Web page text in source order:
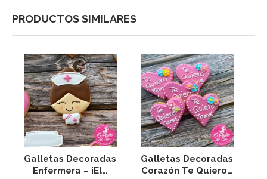
PRODUCTOS SIMILARES
Galletas Decoradas
Enfermera – ¡El…
Galletas Decoradas
Corazón Te Quiero…